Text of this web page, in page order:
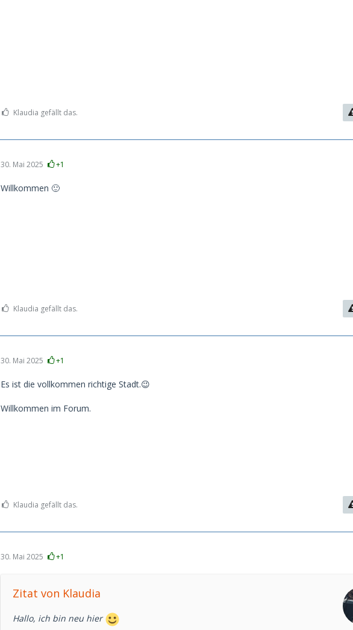
Klaudia gefällt das.
30. Mai 2025 +1
Willkommen 🙂
Klaudia gefällt das.
30. Mai 2025 +1
Es ist die vollkommen richtige Stadt.😉
Willkommen im Forum.
Klaudia gefällt das.
30. Mai 2025 +1
Zitat von Klaudia
Hallo, ich bin neu hier